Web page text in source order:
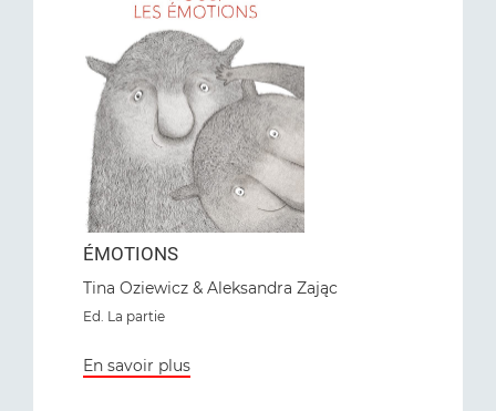
ÉMOTIONS
Tina Oziewicz & Aleksandra Zając
Ed. La partie
En savoir plus